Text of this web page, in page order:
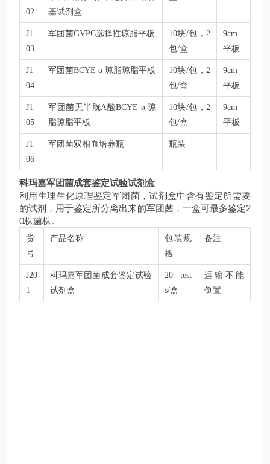
02
基试剂盒
J1
03
军团菌GVPC选择性琼脂平板
10块/包，2
包/盒
9cm
平板
J1
04
军团菌BCYE α 琼脂琼脂平板
10块/包，2
包/盒
9cm
平板
J1
05
军团菌无半胱A酸BCYE α 琼
脂琼脂平板
10块/包，2
包/盒
9cm
平板
J1
06
军团菌双相血培养瓶 瓶装
科玛嘉军团菌成套鉴定试验试剂盒
利用生理生化原理鉴定军团菌，试剂盒中含有鉴定所需要
的试剂，用于鉴定所分离出来的军团菌，一盒可最多鉴定2
0株菌株。
货
号
产品名称
包装规
格
备注
J20
1
科玛嘉军团菌成套鉴定试验
试剂盒
20 test
s/盒
运输不能
倒置